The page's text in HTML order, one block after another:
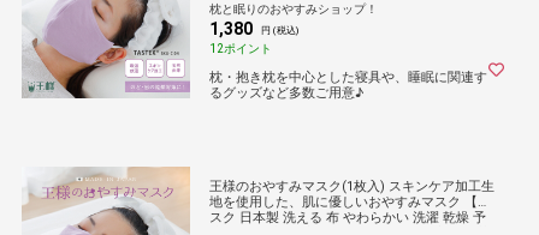
しくない 痛くない おしゃれ 国産】
枕と眠りのおやすみショップ！
1,380 円 (税込)
12ポイント
枕・抱き枕を中心とした寝具や、睡眠に関連す
るグッズなど多数ご用意♪
王様のおやすみマスク(1枚入) スキンケア加工生
地を使用した、肌に優しいおやすみマスク 【マ
スク 日本製 洗える 布 やわらかい 洗濯 乾燥 予